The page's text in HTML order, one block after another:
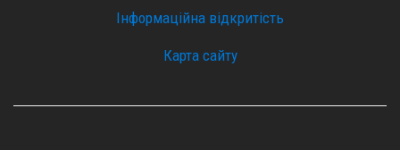
Інформаційна відкритість
Карта сайту